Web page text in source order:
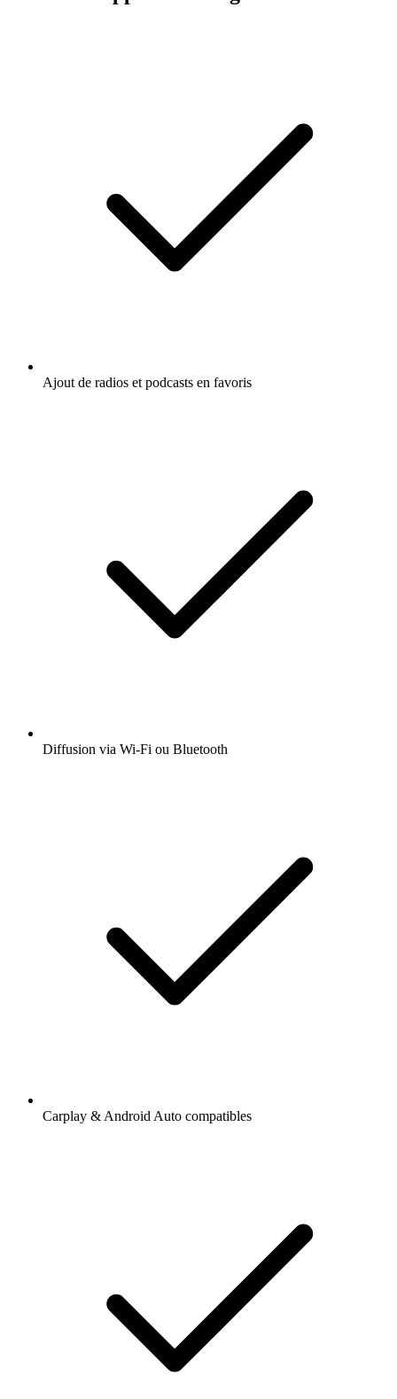
Ajout de radios et podcasts en favoris
Diffusion via Wi-Fi ou Bluetooth
Carplay & Android Auto compatibles